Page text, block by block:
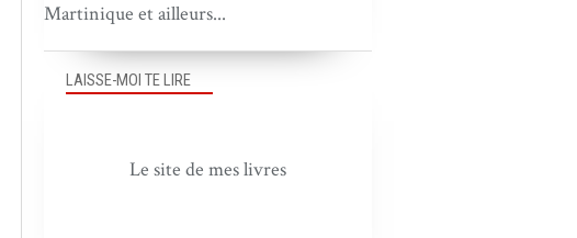
Martinique et ailleurs...
LAISSE-MOI TE LIRE
Le site de mes livres